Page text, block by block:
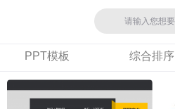
PPT模板 综合排序